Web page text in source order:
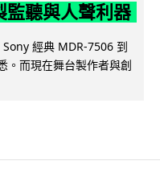
監聽與人聲利器
經典 MDR-7506 到
。而現在舞台製作者與創